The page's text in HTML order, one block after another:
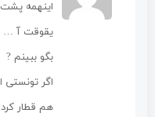
اینهمه
یقوقت آ …
بگو ببینم ?
اگر
هم قطار